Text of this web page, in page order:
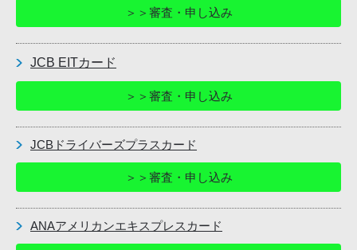
＞＞審査・申し込み
JCB EITカード
＞＞審査・申し込み
JCBドライバーズプラスカード
＞＞審査・申し込み
ANAアメリカンエキスプレスカード